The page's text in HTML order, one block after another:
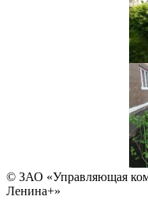
© ЗАО «Управляющая
Ленина+»